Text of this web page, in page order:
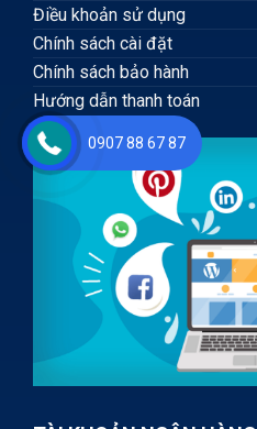
Điều khoản sử dụng
Chính sách cài đặt
Chính sách bảo hành
Hướng dẫn thanh toán
0907 88 67 87